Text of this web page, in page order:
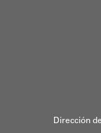
Dirección